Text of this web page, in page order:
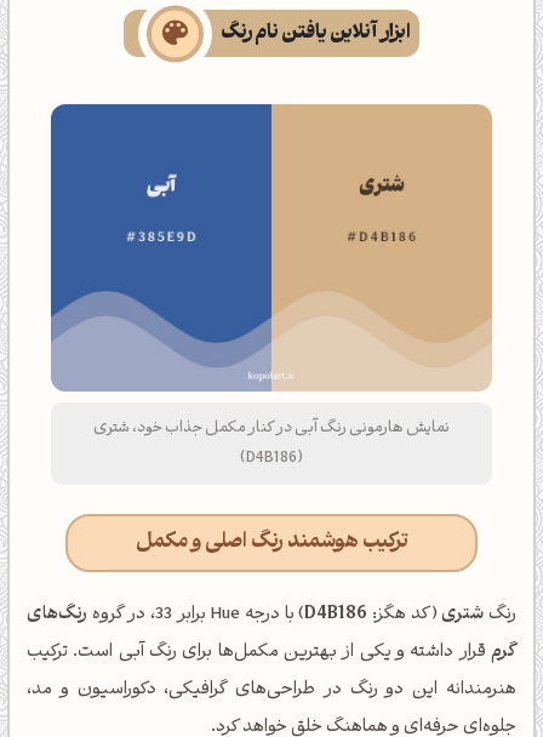
ابزار آنلاین یافتن نام رنگ
نمایش هارمونی رنگ آبی در کنار مکمل جذاب خود، شتری
(D4B186)
ترکیب هوشمند رنگ اصلی و مکمل
رنگشتری(کد هگز: D4B186) با درجه Hue برابر 33، در گروه
رنگ‌های
گرم قرار داشته و یکی از بهترین مکمل‌ها برای رنگ آبی است. ترکیب
هنرمندانه این دو رنگ در طراحی‌های گرافیکی، دکوراسیون و مد،
جلوه‌ای حرفه‌ای و هماهنگ خلق خواهد کرد.